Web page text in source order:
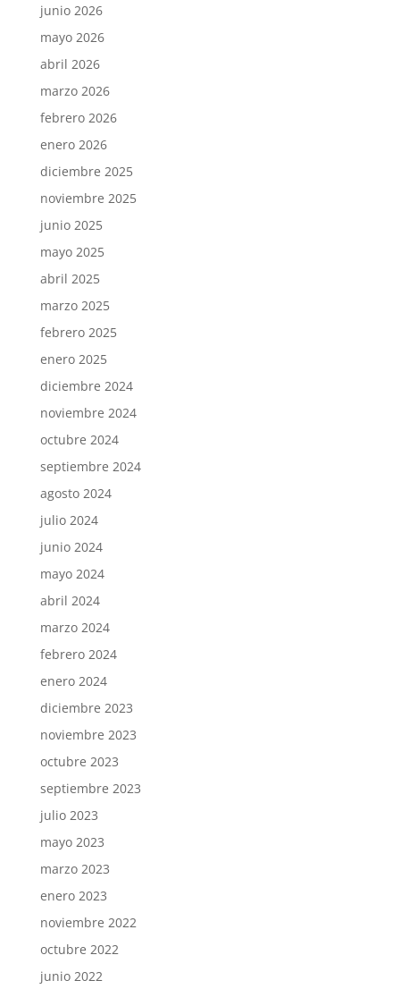
junio 2026
mayo 2026
abril 2026
marzo 2026
febrero 2026
enero 2026
diciembre 2025
noviembre 2025
junio 2025
mayo 2025
abril 2025
marzo 2025
febrero 2025
enero 2025
diciembre 2024
noviembre 2024
octubre 2024
septiembre 2024
agosto 2024
julio 2024
junio 2024
mayo 2024
abril 2024
marzo 2024
febrero 2024
enero 2024
diciembre 2023
noviembre 2023
octubre 2023
septiembre 2023
julio 2023
mayo 2023
marzo 2023
enero 2023
noviembre 2022
octubre 2022
junio 2022